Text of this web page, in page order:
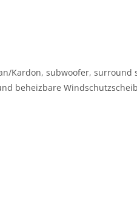
Kardon, subwoofer, surround
beheizbare